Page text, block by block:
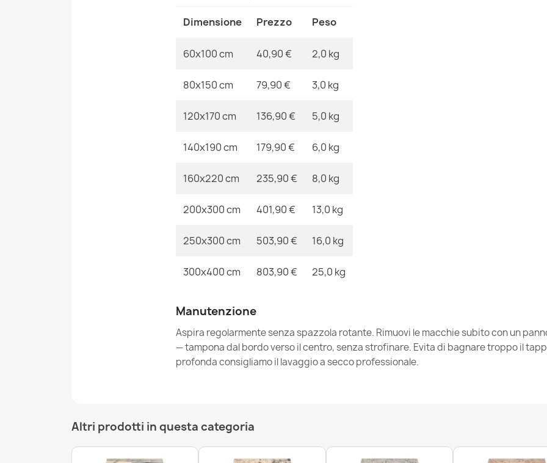
Dimensione Prezzo Peso
60x100 cm 40,90 € 2,0 kg
80x150 cm 79,90 € 3,0 kg
120x170 cm 136,90 € 5,0 kg
140x190 cm 179,90 € 6,0 kg
160x220 cm 235,90 € 8,0 kg
200x300 cm 401,90 € 13,0 kg
250x300 cm 503,90 € 16,0 kg
300x400 cm 803,90 € 25,0 kg
Manutenzione
Aspira regolarmente senza spazzola rotante. Rimuovi le macchie subito con un
— tampona dal bordo verso il centro, senza strofinare. Evita di bagnare troppo il
profonda consigliamo il lavaggio a secco professionale.
Altri prodotti in questa categoria